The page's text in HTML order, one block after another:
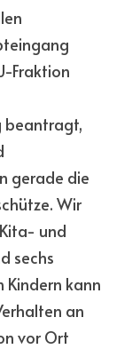
Fraktion
beantragt,
gerade die
Wir
und
sechs
Kindern kann
an
vor Ort